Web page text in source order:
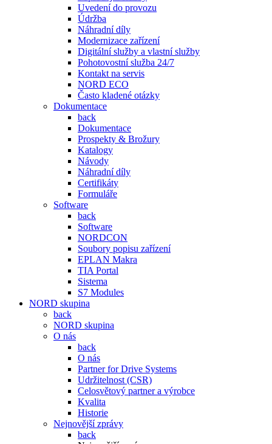
Uvedení do provozu
Údržba
Náhradní díly
Modernizace zařízení
Digitální služby a vlastní služby
Pohotovostní služba 24/7
Kontakt na servis
NORD ECO
Často kladené otázky
Dokumentace
back
Dokumentace
Prospekty & Brožury
Katalogy
Návody
Náhradní díly
Certifikáty
Formuláře
Software
back
Software
NORDCON
Soubory popisu zařízení
EPLAN Makra
TIA Portal
Sistema
S7 Modules
NORD skupina
back
NORD skupina
O nás
back
O nás
Partner for Drive Systems
Udržitelnost (CSR)
Celosvětový partner a výrobce
Kvalita
Historie
Nejnovější zprávy
back